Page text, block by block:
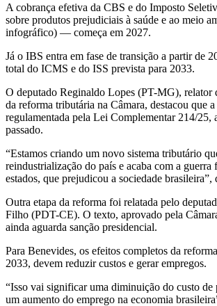
A cobrança efetiva da CBS e do Imposto
sobre produtos prejudiciais à saúde e ao meio
infográfico) — começa em 2027.
Já o IBS entra em fase de transição a partir de
total do ICMS e do ISS prevista para 2033.
O deputado Reginaldo Lopes (PT-MG), relator
da reforma tributária na Câmara, destacou que
regulamentada pela Lei Complementar 214/25,
passado.
“Estamos criando um novo sistema tributário
reindustrialização do país e acaba com a guerra
estados, que prejudicou a sociedade brasileira”,
Outra etapa da reforma foi relatada pelo
Filho (PDT-CE). O texto, aprovado pela
ainda aguarda sanção presidencial.
Para Benevides, os efeitos completos da
2033, devem reduzir custos e gerar empregos.
“Isso vai significar uma diminuição do custo de
um aumento do emprego na economia